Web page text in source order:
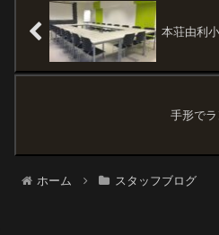
本荘由利
手形でラ
ホーム スタッフブログ